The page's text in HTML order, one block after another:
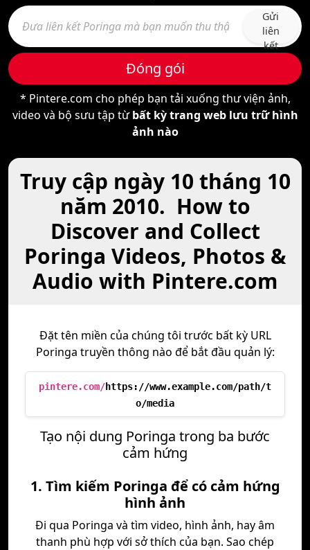
Gửi
liên
kết
Đóng gói
* Pintere.com cho phép bạn tải xuống thư viện ảnh,
video và bộ sưu tập từbất kỳ trang web lưu trữ hình
ảnh nào
Truy cập ngày 10 tháng 10
năm 2010. How to
Discover and Collect
Poringa Videos, Photos &
Audio with Pintere.com
Đặt tên miền của chúng tôi trước bất kỳ URL
Poringa truyền thông nào để bắt đầu quản lý:
pintere.com/https://www.example.com/path/t
o/media
Tạo nội dung Poringa trong ba bước
cảm hứng
1. Tìm kiếm Poringa để có cảm hứng
hình ảnh
Đi qua Poringa và tìm video, hình ảnh, hay âm
thanh phù hợp với sở thích của bạn. Sao chép